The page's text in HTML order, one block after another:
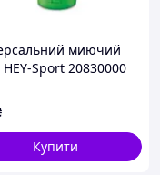
миючий
HEY-Sport 20830000
Купити